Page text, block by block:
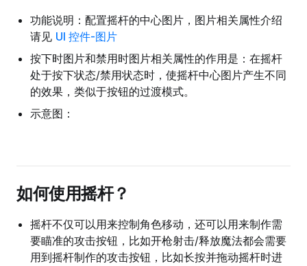
功能说明：配置摇杆的中心图片，图片相关属性介绍
请见 UI 控件-图片
按下时图片和禁用时图片相关属性的作用是：在摇杆
处于按下状态/禁用状态时，使摇杆中心图片产生不同
的效果，类似于按钮的过渡模式。
示意图：
如何使用摇杆？
摇杆不仅可以用来控制角色移动，还可以用来制作需
要瞄准的攻击按钮，比如开枪射击/释放魔法都会需要
用到摇杆制作的攻击按钮，比如长按并拖动摇杆时进